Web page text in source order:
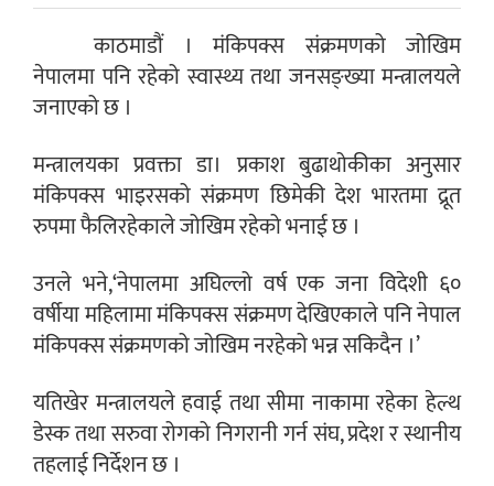
काठमाडौं । मंकिपक्स संक्रमणको जोखिम
नेपालमा पनि रहेको स्वास्थ्य तथा जनसङ्ख्या मन्त्रालयले
जनाएको छ ।
मन्त्रालयका प्रवक्ता डा। प्रकाश बुढाथोकीका अनुसार
मंकिपक्स भाइरसको संक्रमण छिमेकी देश भारतमा द्रूत
रुपमा फैलिरहेकाले जोखिम रहेको भनाई छ ।
उनले भने,‘नेपालमा अघिल्लो वर्ष एक जना विदेशी ६०
वर्षीया महिलामा मंकिपक्स संक्रमण देखिएकाले पनि नेपाल
मंकिपक्स संक्रमणको जोखिम नरहेको भन्न सकिदैन ।’
यतिखेर मन्त्रालयले हवाई तथा सीमा नाकामा रहेका हेल्थ
डेस्क तथा सरुवा रोगको निगरानी गर्न संघ, प्रदेश र स्थानीय
तहलाई निर्देशन छ ।